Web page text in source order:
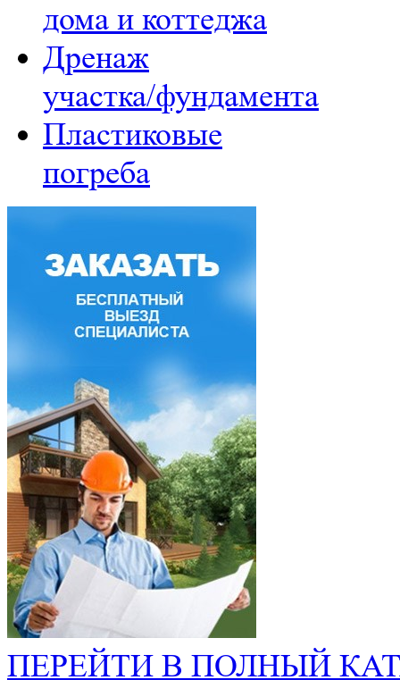
дома и коттеджа
Дренаж
участка/фундамента
Пластиковые
погреба
ПЕРЕЙТИ В ПОЛНЫЙ